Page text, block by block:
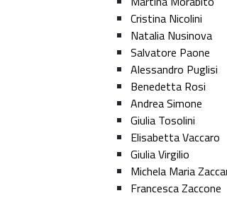
Cristina Nicolini
Natalia Nusinova
Salvatore Paone
Alessandro Puglisi
Benedetta Rosi
Andrea Simone
Giulia Tosolini
Elisabetta Vaccaro
Giulia Virgilio
Michela Maria
Francesca Zaccone